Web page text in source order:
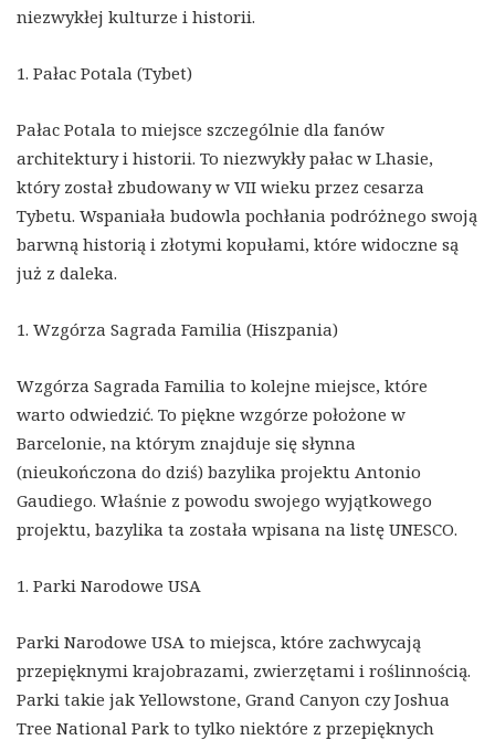
niezwykłej kulturze i historii.
1. Pałac Potala (Tybet)
Pałac Potala to miejsce szczególnie dla fanów
architektury i historii. To niezwykły pałac w Lhasie,
który został zbudowany w VII wieku przez cesarza
Tybetu. Wspaniała budowla pochłania podróżnego swoją
barwną historią i złotymi kopułami, które widoczne są
już z daleka.
1. Wzgórza Sagrada Familia (Hiszpania)
Wzgórza Sagrada Familia to kolejne miejsce, które
warto odwiedzić. To piękne wzgórze położone w
Barcelonie, na którym znajduje się słynna
(nieukończona do dziś) bazylika projektu Antonio
Gaudiego. Właśnie z powodu swojego wyjątkowego
projektu, bazylika ta została wpisana na listę UNESCO.
1. Parki Narodowe USA
Parki Narodowe USA to miejsca, które zachwycają
przepięknymi krajobrazami, zwierzętami i roślinnością.
Parki takie jak Yellowstone, Grand Canyon czy Joshua
Tree National Park to tylko niektóre z przepięknych